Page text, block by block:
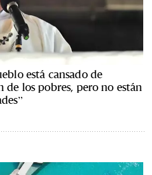
está cansado de
de los pobres, pero no están